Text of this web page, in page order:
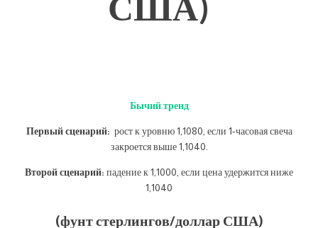
США)
Бычий тренд
Первый сценарий: рост к уровню 1,1080, если 1-часовая свеча
закроется выше 1,1040.
Второй сценарий: падение к 1,1000, если цена удержится ниже
1,1040
(фунт стерлингов/доллар США)